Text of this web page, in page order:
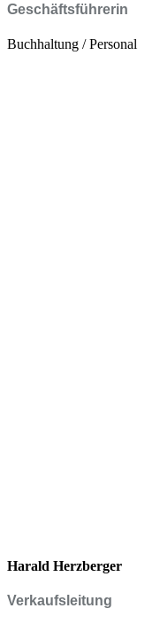
Geschäftsführerin
Buchhaltung / Personal
Harald Herzberger
Verkaufsleitung